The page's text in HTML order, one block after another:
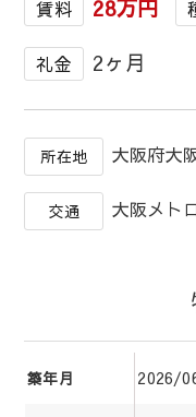
賃料 28万円
礼金 2ヶ月
所在地 大阪府大
交通 大阪メト
築年月 2026/